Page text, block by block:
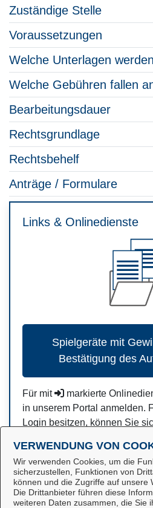
Zuständige Stelle
Voraussetzungen
Welche Unterlagen
Welche Gebühren fallen
Bearbeitungsdauer
Rechtsgrundlage
Rechtsbehelf
Anträge / Formulare
Links & Onlinedienste
Spielgeräte mit
Bestätigung des
Für mit
markierte
in unserem Portal anmelden.
Login besitzen, können Sie
VERWENDUNG VON
Wir verwenden Cookies, um die
sicherzustellen, Funktionen von
können und die Zugriffe auf unsere
Die Drittanbieter führen diese
weiteren Daten zusammen, die Sie